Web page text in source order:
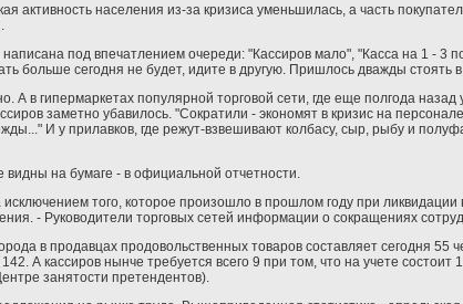
активность населения из-за кризиса уменьшилась, а часть
под впечатлением очереди: "Кассиров мало", "Касса на 1 - 3
больше сегодня не будет, идите в другую. Пришлось дважды стоять
в гипермаркетах популярной торговой сети, где еще полгода назад
заметно убавилось. "Сократили - экономят в кризис на
И у прилавков, где режут-взвешивают колбасу, сыр, рыбу и
на бумаге - в официальной отчетности.
того, которое произошло в прошлом году при ликвидации
- Руководители торговых сетей информации о сокращениях
в продавцах продовольственных товаров составляет сегодня 55
А кассиров нынче требуется всего 9 при том, что на учете
занятости претендентов).